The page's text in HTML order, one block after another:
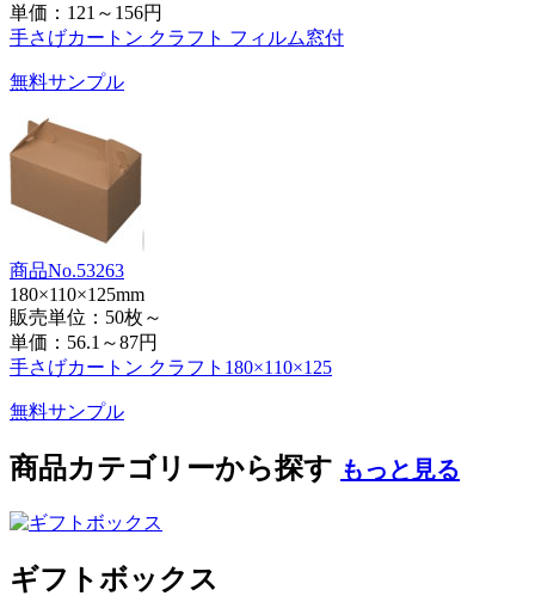
単価： 121～156円
手さげカートン クラフト フィルム窓付
無料サンプル
商品No.53263
180×110×125mm
販売単位：50枚～
単価： 56.1～87円
手さげカートン クラフト180×110×125
無料サンプル
商品カテゴリーから探す もっと見る
ギフトボックス